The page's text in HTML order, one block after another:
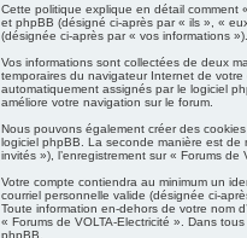
Cette politique explique en détail comment
et phpBB (désigné ci-après par « ils », «
(désignée ci-après par « vos informations »).
Vos informations sont collectées de deux
temporaires du navigateur Internet de
automatiquement assignés par le logiciel
améliore votre navigation sur le forum.
Nous pouvons également créer des
logiciel phpBB. La seconde manière est de
invités »), l’enregistrement sur « Forums
Votre compte contiendra au minimum un
courriel personnelle valide (désignée ci-
Toute information en-dehors de votre nom
« Forums de VOLTA-Electricité ». Dans
phpBB.